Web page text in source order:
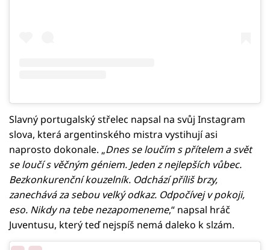
Slavný portugalský střelec napsal na svůj Instagram
slova, která argentinského mistra vystihují asi
naprosto dokonale. „Dnes se loučím s přítelem a svět
se loučí s věčným géniem. Jeden z nejlepších vůbec.
Bezkonkurenční kouzelník. Odchází příliš brzy,
zanechává za sebou velký odkaz. Odpočívej v pokoji,
eso. Nikdy na tebe nezapomeneme,“ napsal hráč
Juventusu, který teď nejspíš nemá daleko k slzám.